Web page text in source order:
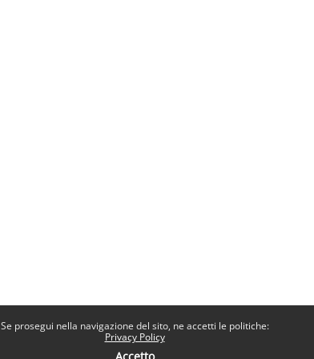
Se prosegui nella navigazione del sito, ne accetti le politiche:
Privacy Policy